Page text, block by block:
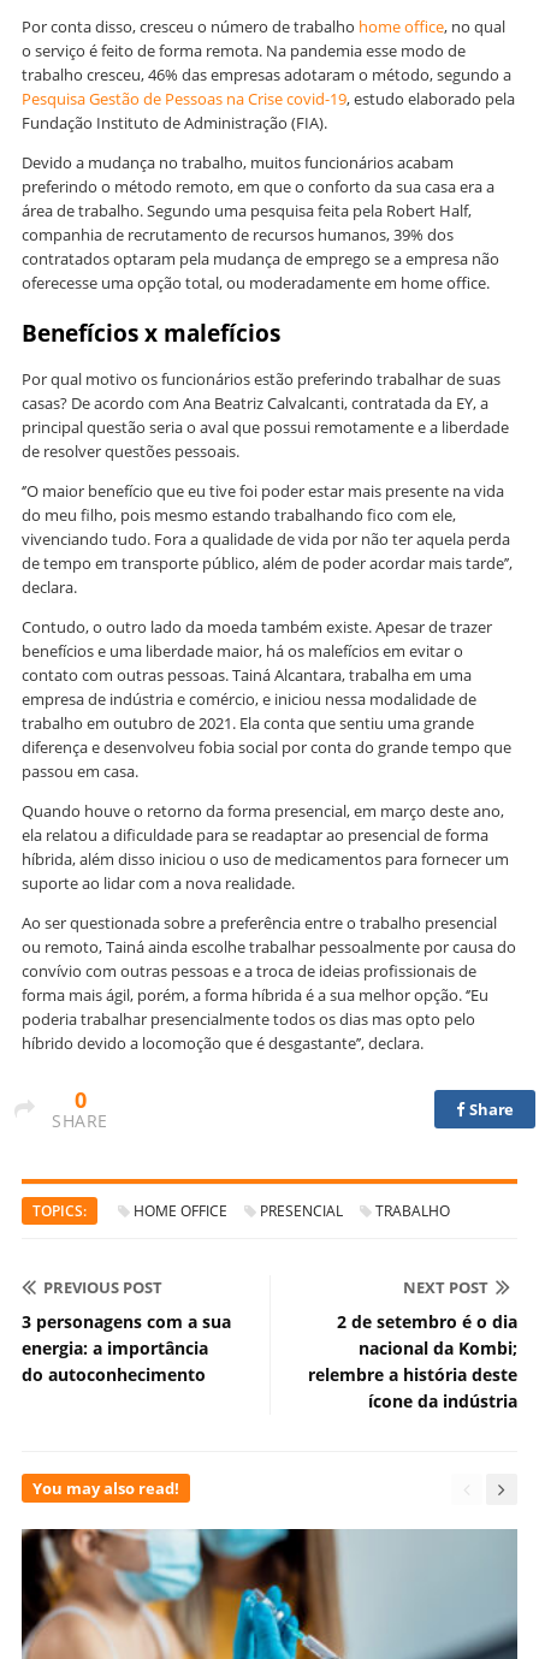
Por conta disso, cresceu o número de trabalho home office, no qual
o serviço é feito de forma remota. Na pandemia esse modo de
trabalho cresceu, 46% das empresas adotaram o método, segundo a
Pesquisa Gestão de Pessoas na Crise covid-19, estudo elaborado pela
Fundação Instituto de Administração (FIA).
Devido a mudança no trabalho, muitos funcionários acabam
preferindo o método remoto, em que o conforto da sua casa era a
área de trabalho. Segundo uma pesquisa feita pela Robert Half,
companhia de recrutamento de recursos humanos, 39% dos
contratados optaram pela mudança de emprego se a empresa não
oferecesse uma opção total, ou moderadamente em home office.
Benefícios x malefícios
Por qual motivo os funcionários estão preferindo trabalhar de suas
casas? De acordo com Ana Beatriz Calvalcanti, contratada da EY, a
principal questão seria o aval que possui remotamente e a liberdade
de resolver questões pessoais.
‘’O maior benefício que eu tive foi poder estar mais presente na vida
do meu filho, pois mesmo estando trabalhando fico com ele,
vivenciando tudo. Fora a qualidade de vida por não ter aquela perda
de tempo em transporte público, além de poder acordar mais tarde’’,
declara.
Contudo, o outro lado da moeda também existe. Apesar de trazer
benefícios e uma liberdade maior, há os malefícios em evitar o
contato com outras pessoas. Tainá Alcantara, trabalha em uma
empresa de indústria e comércio, e iniciou nessa modalidade de
trabalho em outubro de 2021. Ela conta que sentiu uma grande
diferença e desenvolveu fobia social por conta do grande tempo que
passou em casa.
Quando houve o retorno da forma presencial, em março deste ano,
ela relatou a dificuldade para se readaptar ao presencial de forma
híbrida, além disso iniciou o uso de medicamentos para fornecer um
suporte ao lidar com a nova realidade.
Ao ser questionada sobre a preferência entre o trabalho presencial
ou remoto, Tainá ainda escolhe trabalhar pessoalmente por causa do
convívio com outras pessoas e a troca de ideias profissionais de
forma mais ágil, porém, a forma híbrida é a sua melhor opção. ‘’Eu
poderia trabalhar presencialmente todos os dias mas opto pelo
híbrido devido a locomoção que é desgastante’’, declara.
0
SHARE
Share
TOPICS: HOME OFFICE PRESENCIAL TRABALHO
PREVIOUS POST
3 personagens com a sua
energia: a importância
do autoconhecimento
NEXT POST
2 de setembro é o dia
nacional da Kombi;
relembre a história deste
ícone da indústria
You may also read!